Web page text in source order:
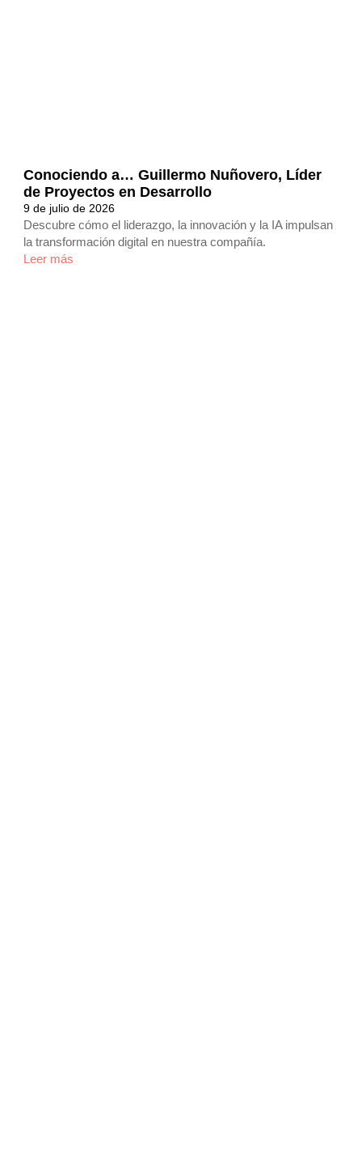
Conociendo a… Guillermo Nuñovero, Líder
de Proyectos en Desarrollo
9 de julio de 2026
Descubre cómo el liderazgo, la innovación y la IA impulsan
la transformación digital en nuestra compañía.
Leer más